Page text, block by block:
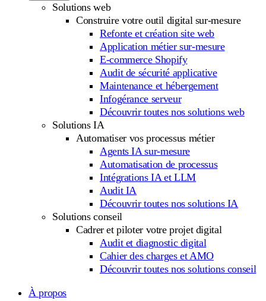
Solutions web
Construire votre outil digital sur-mesure
Refonte et création site web
Application métier sur-mesure
E-commerce Shopify
Audit de sécurité applicative
Maintenance et hébergement
Infogérance serveur
Découvrir toutes nos solutions web
Solutions IA
Automatiser vos processus métier
Agents IA sur-mesure
Automatisation de processus
Intégrations IA et LLM
Audit IA
Découvrir toutes nos solutions IA
Solutions conseil
Cadrer et piloter votre projet digital
Audit et diagnostic digital
Cahier des charges et AMO
Découvrir toutes nos solutions conseil
À propos